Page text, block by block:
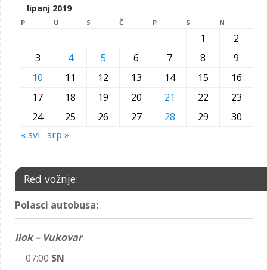
lipanj 2019
P U S Č P S N
1
2
3
4 5 6 7 8
9
10
11 12 13 14 15
16
17
18 19 20 21 22
23
24
25 26 27 28 29
30
« svi srp »
Red vožnje:
Polasci autobusa:
Ilok – Vukovar
07:00 SN